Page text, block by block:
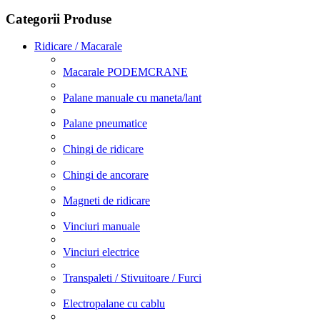
Categorii Produse
Ridicare / Macarale
Macarale PODEMCRANE
Palane manuale cu maneta/lant
Palane pneumatice
Chingi de ridicare
Chingi de ancorare
Magneti de ridicare
Vinciuri manuale
Vinciuri electrice
Transpaleti / Stivuitoare / Furci
Electropalane cu cablu